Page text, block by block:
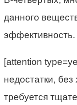
данного
эффективность.
[attention
недостатки,
требуется